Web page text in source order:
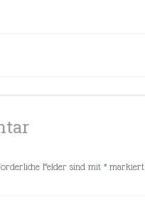
Felder sind mit *markiert